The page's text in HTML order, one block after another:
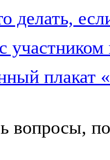
делать,
участником
плакат
вопросы,